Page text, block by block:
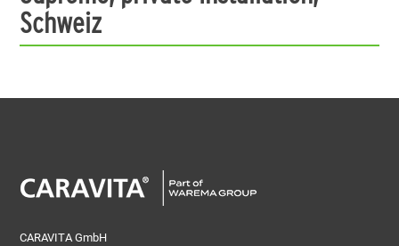
Schweiz
CARAVITA GmbH